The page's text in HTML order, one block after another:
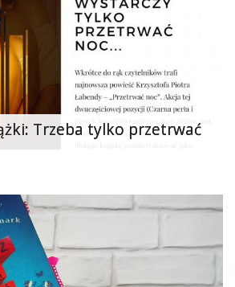
Trzeba tylko przetrwać